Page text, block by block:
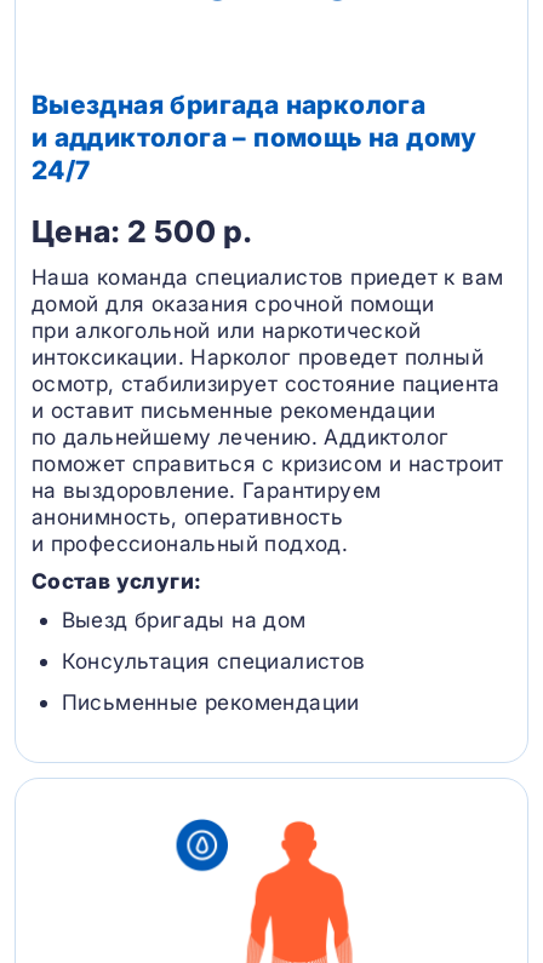
Выездная бригада нарколога
и аддиктолога – помощь на дому
24/7
Цена: 2 500 р.
Наша команда специалистов приедет к вам
домой для оказания срочной помощи
при алкогольной или наркотической
интоксикации. Нарколог проведет полный
осмотр, стабилизирует состояние пациента
и оставит письменные рекомендации
по дальнейшему лечению. Аддиктолог
поможет справиться с кризисом и настроит
на выздоровление. Гарантируем
анонимность, оперативность
и профессиональный подход.
Состав услуги:
Выезд бригады на дом
Консультация специалистов
Письменные рекомендации